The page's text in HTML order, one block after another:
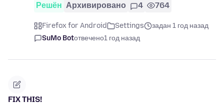
Решён Архивировано 4 764
Firefox for Android Settings
задан 1 год назад
SuMo Botотвечено1 год назад
FIX THIS!